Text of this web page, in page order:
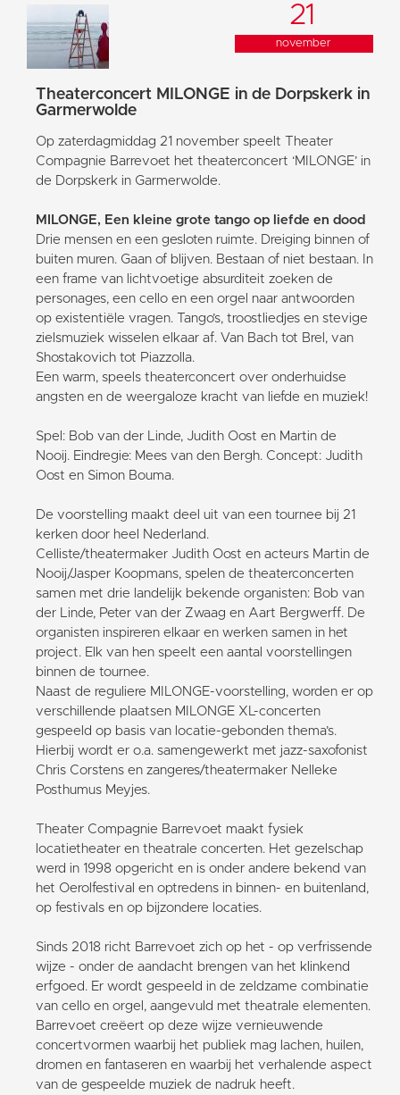
21
november
Theaterconcert MILONGE in de Dorpskerk in
Garmerwolde
Op zaterdagmiddag 21 november speelt Theater
Compagnie Barrevoet het theaterconcert ‘MILONGE’ in
de Dorpskerk in Garmerwolde.
MILONGE, Een kleine grote tango op liefde en dood
Drie mensen en een gesloten ruimte. Dreiging binnen of
buiten muren. Gaan of blijven. Bestaan of niet bestaan. In
een frame van lichtvoetige absurditeit zoeken de
personages, een cello en een orgel naar antwoorden
op existentiële vragen. Tango’s, troostliedjes en stevige
zielsmuziek wisselen elkaar af. Van Bach tot Brel, van
Shostakovich tot Piazzolla.
Een warm, speels theaterconcert over onderhuidse
angsten en de weergaloze kracht van liefde en muziek!
Spel: Bob van der Linde, Judith Oost en Martin de
Nooij. Eindregie: Mees van den Bergh. Concept: Judith
Oost en Simon Bouma.
De voorstelling maakt deel uit van een tournee bij 21
kerken door heel Nederland.
Celliste/theatermaker Judith Oost en acteurs Martin de
Nooij/Jasper Koopmans, spelen de theaterconcerten
samen met drie landelijk bekende organisten: Bob van
der Linde, Peter van der Zwaag en Aart Bergwerff. De
organisten inspireren elkaar en werken samen in het
project. Elk van hen speelt een aantal voorstellingen
binnen de tournee.
Naast de reguliere MILONGE-voorstelling, worden er op
verschillende plaatsen MILONGE XL-concerten
gespeeld op basis van locatie-gebonden thema’s.
Hierbij wordt er o.a. samengewerkt met jazz-saxofonist
Chris Corstens en zangeres/theatermaker Nelleke
Posthumus Meyjes.
Theater Compagnie Barrevoet maakt fysiek
locatietheater en theatrale concerten. Het gezelschap
werd in 1998 opgericht en is onder andere bekend van
het Oerolfestival en optredens in binnen- en buitenland,
op festivals en op bijzondere locaties.
Sinds 2018 richt Barrevoet zich op het - op verfrissende
wijze - onder de aandacht brengen van het klinkend
erfgoed. Er wordt gespeeld in de zeldzame combinatie
van cello en orgel, aangevuld met theatrale elementen.
Barrevoet creëert op deze wijze vernieuwende
concertvormen waarbij het publiek mag lachen, huilen,
dromen en fantaseren en waarbij het verhalende aspect
van de gespeelde muziek de nadruk heeft.